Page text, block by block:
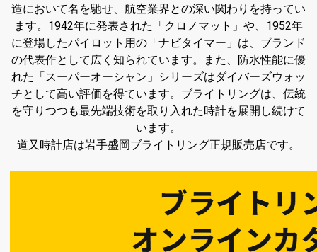
造において名を馳せ、航空業界との深い関わりを持ってい
ます。1942年に発表された「クロノマット」や、1952年
に登場したパイロット用の「ナビタイマー」は、ブランド
の代表作として広く知られています。また、防水性能に優
れた「スーパーオーシャン」シリーズはダイバーズウォッ
チとして高い評価を得ています。ブライトリングは、伝統
を守りつつも最先端技術を取り入れた時計を展開し続けて
います。
道又時計店は岩手盛岡ブライトリング正規販売店です。